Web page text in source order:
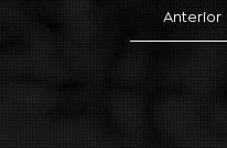
Anterior